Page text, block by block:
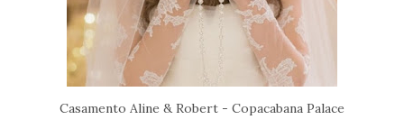
Casamento Aline & Robert - Copacabana Palace